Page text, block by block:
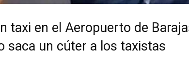
taxi en el Aeropuerto de
saca un cúter a los taxistas